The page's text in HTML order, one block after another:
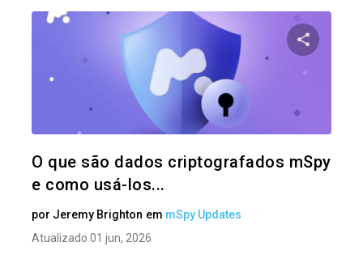
O que são dados criptografados mSpy
e como usá-los...
por Jeremy Brighton em mSpy Updates
Atualizado 01 jun, 2026